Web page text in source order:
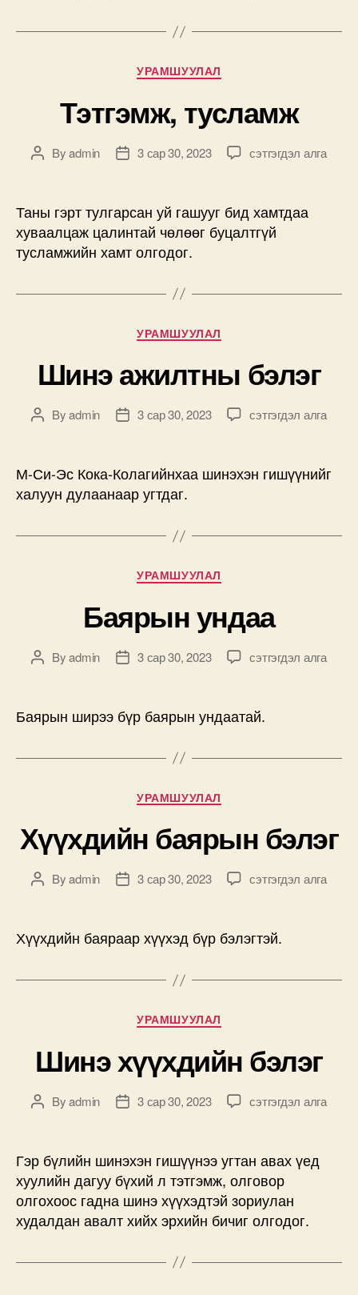
Categories
УРАМШУУЛАЛ
Тэтгэмж, тусламж
PostByadmin
Post3 сар 30, 2023
Тэтгэмж,
сэтгэгдэл алга
Таны гэрт тулгарсан уй гашууг бид хамтдаа
хуваалцаж цалинтай чөлөөг буцалтгүй
тусламжийн хамт олгодог.
Categories
УРАМШУУЛАЛ
Шинэ ажилтны бэлэг
PostByadmin
Post3 сар 30, 2023
Шинэ
сэтгэгдэл алга
М-Си-Эс Кока-Колагийнхаа шинэхэн гишүүнийг
халуун дулаанаар угтдаг.
Categories
УРАМШУУЛАЛ
Баярын ундаа
PostByadmin
Post3 сар 30, 2023
Баярын
сэтгэгдэл алга
Баярын ширээ бүр баярын ундаатай.
Categories
УРАМШУУЛАЛ
Хүүхдийн баярын бэлэг
PostByadmin
Post3 сар 30, 2023
Хүүхдийн
дээр
сэтгэгдэл алга
Хүүхдийн баяраар хүүхэд бүр бэлэгтэй.
Categories
УРАМШУУЛАЛ
Шинэ хүүхдийн бэлэг
PostByadmin
Post3 сар 30, 2023
Шинэ
сэтгэгдэл алга
Гэр бүлийн шинэхэн гишүүнээ угтан авах үед
хуулийн дагуу бүхий л тэтгэмж, олговор
олгохоос гадна шинэ хүүхэдтэй зориулан
худалдан авалт хийх эрхийн бичиг олгодог.